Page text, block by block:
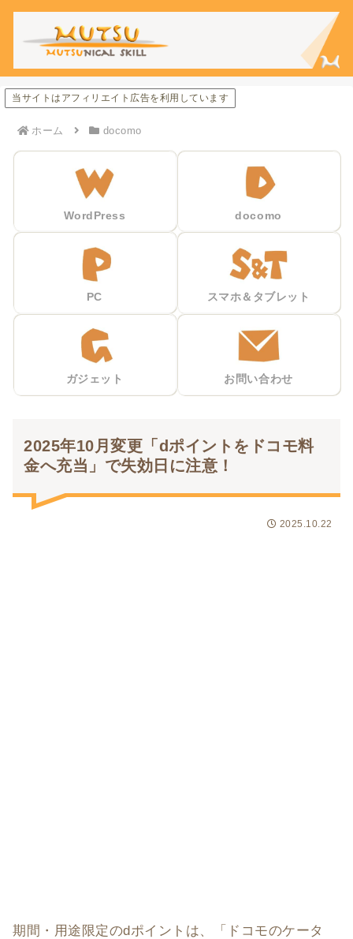
当サイトはアフィリエイト広告を利用しています
ホーム docomo
WordPress docomo
PC スマホ＆タブレット
ガジェット お問い合わせ
2025年10月変更「dポイントをドコモ料
金へ充当」で失効日に注意！
2025.10.22
期間・用途限定のdポイントは、「ドコモのケータ